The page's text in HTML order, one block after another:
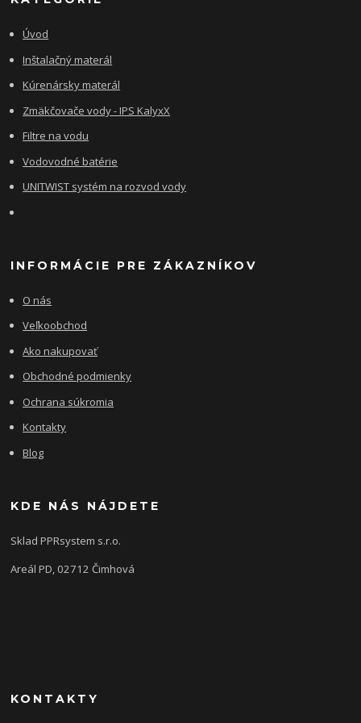
Úvod
Inštalačný materál
Kúrenársky materál
Zmäkčovače vody - IPS KalyxX
Filtre na vodu
Vodovodné batérie
UNITWIST systém na rozvod vody
INFORMÁCIE PRE ZÁKAZNÍKOV
O nás
Veľkoobchod
Ako nakupovať
Obchodné podmienky
Ochrana súkromia
Kontakty
Blog
KDE NÁS NÁJDETE
Sklad PPRsystem s.r.o.
Areál PD, 02712 Čimhová
KONTAKTY